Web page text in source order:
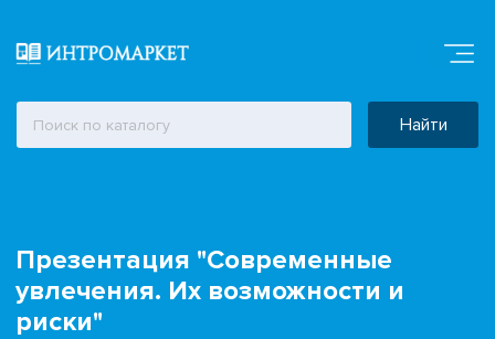
Найти
Презентация "Современные
увлечения. Их возможности и
риски"